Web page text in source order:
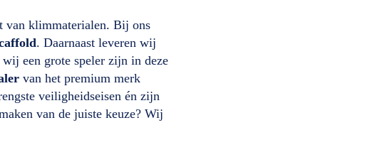
van klimmaterialen. Bij ons
. Daarnaast leveren wij
een grote speler zijn in deze
van het premium merk
veiligheidseisen én zijn
van de juiste keuze? Wij